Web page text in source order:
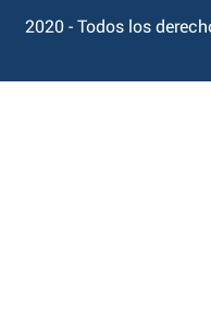
2020 - Todos los